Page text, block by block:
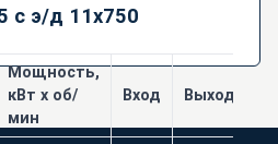
с э/д 11х750
Мощность,
кВт х об/
мин
Вход Выход